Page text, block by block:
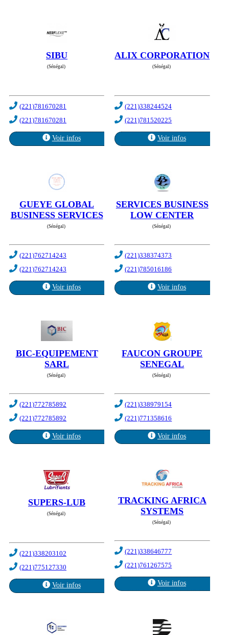
SIBU
(Sénégal)
(221)781670281
(221)781670281
Voir infos
ALIX CORPORATION
(Sénégal)
(221)338244524
(221)781520225
Voir infos
GUEYE GLOBAL
BUSINESS SERVICES
(Sénégal)
(221)762714243
(221)762714243
Voir infos
SERVICES BUSINESS
LOW CENTER
(Sénégal)
(221)338374373
(221)785016186
Voir infos
BIC-EQUIPEMENT
SARL
(Sénégal)
(221)772785892
(221)772785892
Voir infos
FAUCON GROUPE
SENEGAL
(Sénégal)
(221)338979154
(221)771358616
Voir infos
SUPERS-LUB
(Sénégal)
(221)338203102
(221)775127330
Voir infos
TRACKING AFRICA
SYSTEMS
(Sénégal)
(221)338646777
(221)761267575
Voir infos